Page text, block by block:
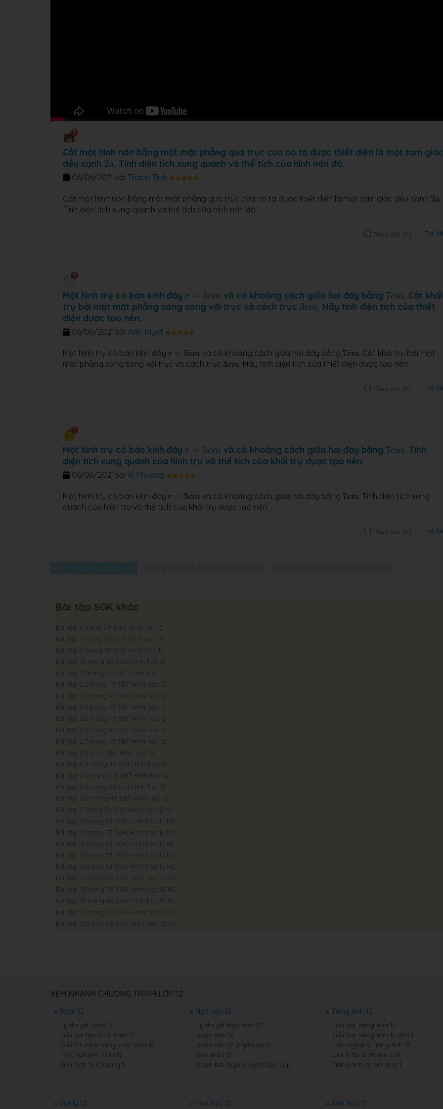
Cắt một hình nón bằng một mặt phẳng qua trục của nó ta được thiết diện là một tam giác
đều cạnh 2a
2a. Tính diện tích xung quanh và thể tích của hình nón đó.
bởi Thành Tính
06/06/2021
Cắt một hình nón bằng một mặt phẳng qua trục của nó ta được thiết diện là một tam giác đều cạnh 2a
2a.
Tính diện tích xung quanh và thể tích của hình nón đó.
Theo dõi (0) 1 Trả lời
Một hình trụ có bán kính đáy r = 5cm
r cm và có khoảng cách giữa hai đáy bằng 7cm
7cm. Cắt khối
trụ bởi một mặt phẳng song song với trục và cách trục 3cm
3 cm. Hãy tính diện tích của thiết
diện được tạo nên.
bởi Anh Tuyet
06/06/2021
Một hình trụ có bán kính đáy r = 5cm
r cm và có khoảng cách giữa hai đáy bằng 7cm
7cm . Cắt khối trụ bởi một
mặt phẳng song song với trục và cách trục 3cm
3 cm . Hãy tính diện tích của thiết diện được tạo nên.
Theo dõi (0) 1 Trả lời
Một hình trụ có bán kính đáy r = 5cm
r cm và có khoảng cách giữa hai đáy bằng 7cm
7cm. Tính
diện tích xung quanh của hình trụ và thể tích của khối trụ được tạo nên.
bởi lê Phương
06/06/2021
Một hình trụ có bán kính đáy r = 5cm
r cm và có khoảng cách giữa hai đáy bằng 7cm
7cm . Tính diện tích xung
quanh của hình trụ và thể tích của khối trụ được tạo nên.
Theo dõi (0) 1 Trả lời
Bài tập SGK khác
Bài tập 6 trang 39 SGK Hình học 12
Bài tập 7 trang 39 SGK Hình học 12
Bài tập 9 trang 40 SGK Hình học 12
Bài tập 10 trang 40 SGK Hình học 12
Bài tập 2.1 trang 46 SBT Hình học 12
Bài tập 2.2 trang 47 SBT Hình học 12
Bài tập 2.3 trang 47 SBT Hình học 12
Bài tập 2.4 trang 47 SBT Hình học 12
Bài tập 2.5 trang 47 SBT Hình học 12
Bài tập 2.6 trang 47 SBT Hình học 12
Bài tập 2.7 trang 47 SBT Hình học 12
Bài tập 2.8 tr 47 SBT Hình học 12
Bài tập 2.9 trang 47 SBT Hình học 12
Bài tập 2.10 trang 48 SBT Hình học 12
Bài tập 2.11 trang 48 SBT Hình học 12
Bài tập 2.12 trang 49 SBT Hình học 12
Bài tập 11 trang 53 SGK Hình học 12 NC
Bài tập 12 trang 53 SGK Hình học 12 NC
Bài tập 13 trang 53 SGK Hình học 12 NC
Bài tập 14 trang 53 SGK Hình học 12 NC
Bài tập 15 trang 53 SGK Hình học 12 NC
Bài tập 16 trang 54 SGK Hình học 12 NC
Bài tập 17 trang 59 SGK Hình học 12 NC
Bài tập 18 trang 59 SGK Hình học 12 NC
Bài tập 19 trang 60 SGK Hình học 12 NC
Bài tập 20 trang 60 SGK Hình học 12 NC
Bài tập 21 trang 60 SGK Hình học 12 NC
XEM NHANH CHƯƠNG TRÌNH LỚP 12
Toán 12
Lý thuyết Toán 12
Giải bài tập SGK Toán 12
Giải BT sách nâng cao Toán 12
Trắc nghiệm Toán 12
Giải Tích 12 Chương 1
Ngữ văn 12
Lý thuyết Ngữ Văn 12
Soạn văn 12
Soạn văn 12 (ngắn gọn)
Văn mẫu 12
Soạn bài Tuyên Ngôn Độc Lập
Tiếng Anh 12
Giải bài Tiếng Anh 12
Giải bài Tiếng Anh 12 (Mới)
Trắc nghiệm Tiếng Anh 12
Unit 1 lớp 12 Home Life
Tiếng Anh 12 mới Unit 1
Vật lý 12 Hoá học 12 Sinh học 12